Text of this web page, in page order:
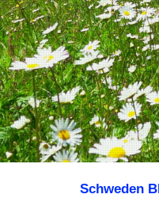
Schweden